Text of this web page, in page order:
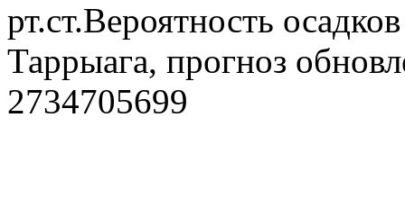
рт.ст.Вероятность
Таррыага, прогноз
2734705699